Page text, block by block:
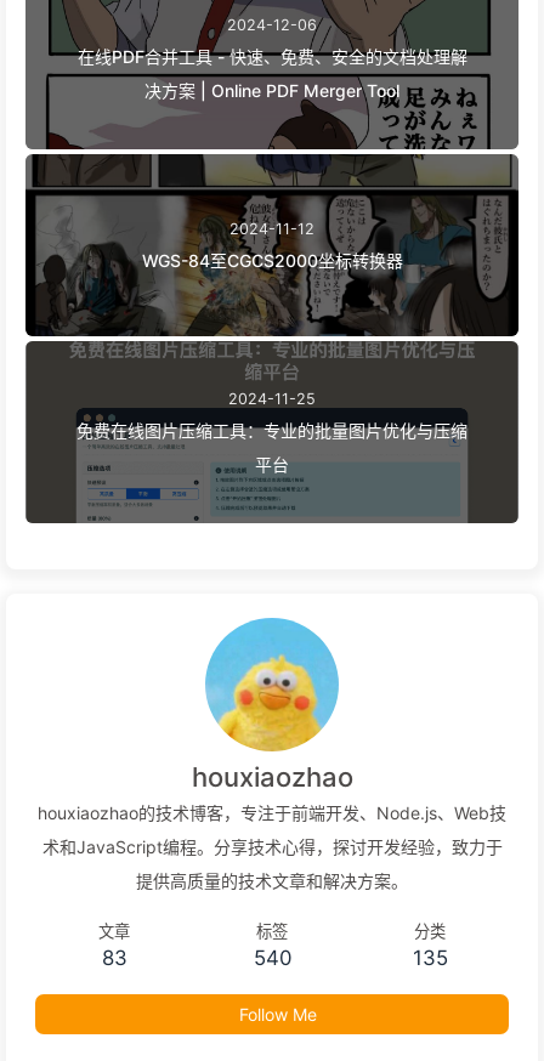
2024-12-06
在线PDF合并工具 - 快速、免费、安全的文档处理解
决方案 | Online PDF Merger Tool
2024-11-12
WGS-84至CGCS2000坐标转换器
2024-11-25
免费在线图片压缩工具：专业的批量图片优化与压缩
平台
houxiaozhao
houxiaozhao的技术博客，专注于前端开发、Node.js、Web技
术和JavaScript编程。分享技术心得，探讨开发经验，致力于
提供高质量的技术文章和解决方案。
文章
83
标签
540
分类
135
Follow Me